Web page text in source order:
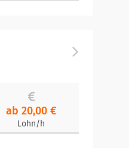
ab 20,00 €
Lohn/h